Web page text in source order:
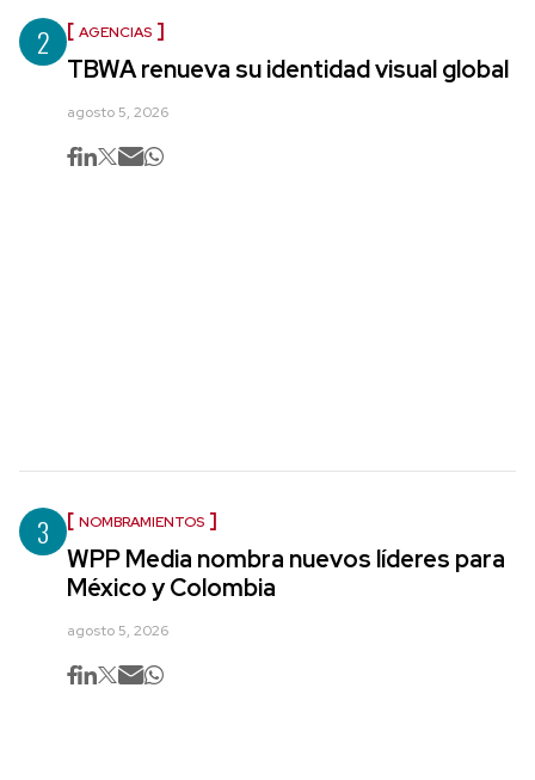
2 AGENCIAS
TBWA renueva su identidad visual global
agosto 5, 2026
3 NOMBRAMIENTOS
WPP Media nombra nuevos líderes para
México y Colombia
agosto 5, 2026